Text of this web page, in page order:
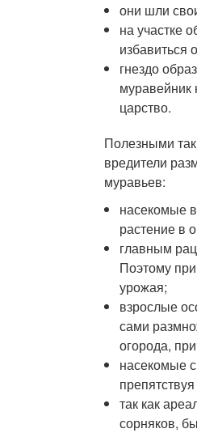
они шли
на участке
избавиться
гнездо
муравейник
царство.
Полезными
вредители
муравьев:
насекомые
растение в
главным
Поэтому
урожая;
взрослые
сами
огорода,
насекомые
так как
сорняков,